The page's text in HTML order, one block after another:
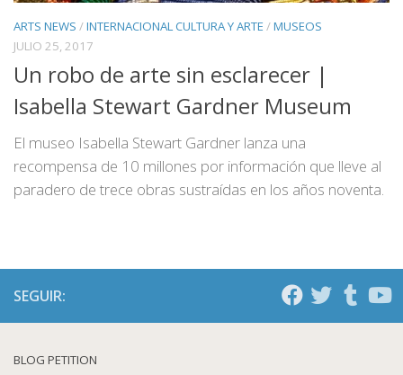
ARTS NEWS /INTERNACIONAL CULTURA Y ARTE /MUSEOS
JULIO 25, 2017
Un robo de arte sin esclarecer |
Isabella Stewart Gardner Museum
El museo Isabella Stewart Gardner lanza una
recompensa de 10 millones por información que lleve al
paradero de trece obras sustraídas en los años noventa.
SEGUIR:
BLOG PETITION